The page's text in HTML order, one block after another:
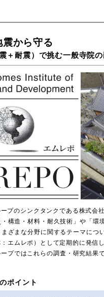
から守る
＋耐震）で挑む一般寺院
プのシンクタンクである株式
構造・材料・耐久技術」や「
ざまな分野に関するテーマに
エムレポ）として定期的に発信
ープではこれらの調査・研究結
ポイント